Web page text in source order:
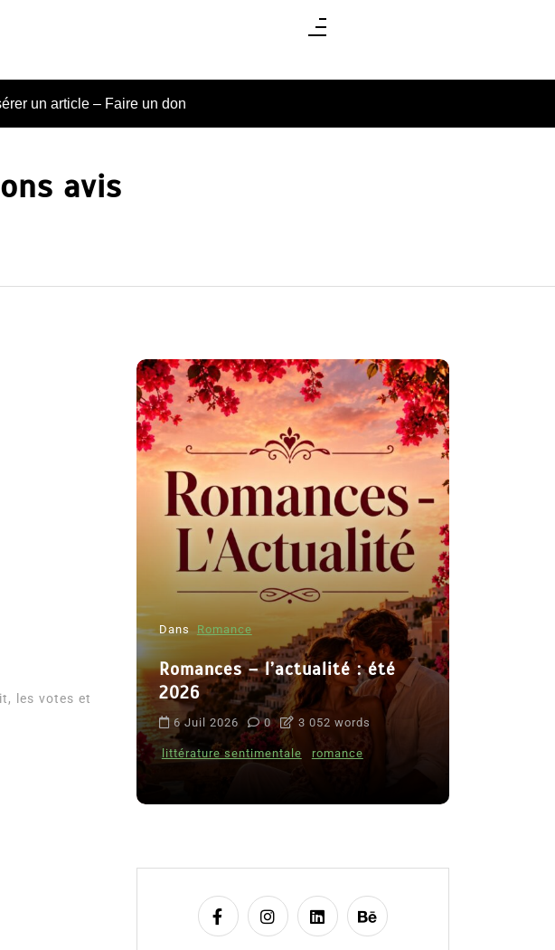
un article – Faire un don
avis
les votes et
words
Dans Romance
Romances – l’actualité : été
2026
6 Juil 2026 0 3 052 words
littérature sentimentale romance